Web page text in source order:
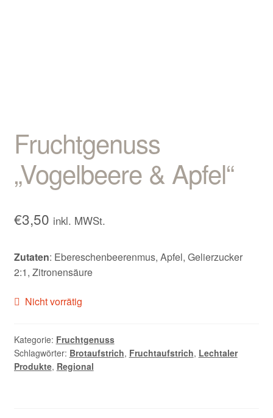
Fruchtgenuss
„Vogelbeere & Apfel“
€3,50 inkl. MWSt.
Zutaten: Ebereschenbeerenmus, Apfel, Gelierzucker
2:1, Zitronensäure
Nicht vorrätig
Kategorie: Fruchtgenuss
Schlagwörter: Brotaufstrich, Fruchtaufstrich, Lechtaler
Produkte, Regional